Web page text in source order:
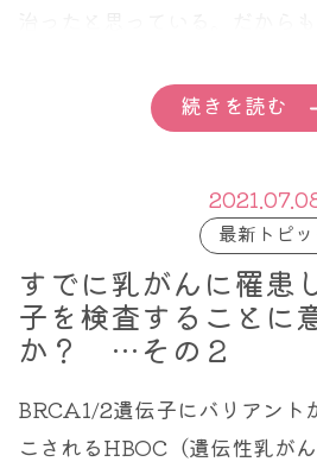
乳がんは自分でも検診できるが
自覚症状が出現して見つかっ
は症状はないことが多いので
現している時点でそれががん
ことが多いのです。
ただ、乳がんの自己検診は違
検診してがんを見つけたなら
可能性のほうが高い。その意
歳代から６０歳くらいまでで
れども遺伝子の検査を受けて
ら、これからずっと気にして
き継ぐなんて想像したくもない
そう思われている方にお話し
です。
そしてこれも陽性と診断され
なのです。
続きを読む
最新トピッ
すでに乳がんに罹患
子を検査することに
か？ …その２
BRCA1/2遺伝子にバリアント
こされるHBOC（遺伝性乳が